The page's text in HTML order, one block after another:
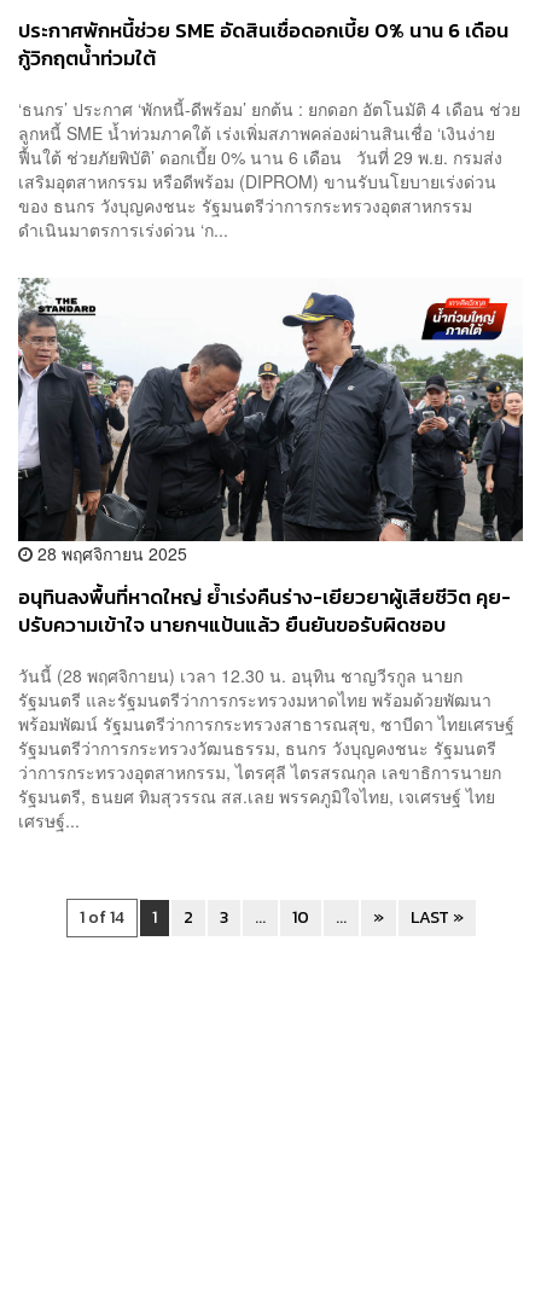
ประกาศพักหนี้ช่วย SME อัดสินเชื่อดอกเบี้ย 0% นาน 6 เดือน
กู้วิกฤตน้ำท่วมใต้
‘ธนกร’ ประกาศ ‘พักหนี้-ดีพร้อม’ ยกต้น : ยกดอก อัตโนมัติ 4 เดือน ช่วย
ลูกหนี้ SME น้ำท่วมภาคใต้ เร่งเพิ่มสภาพคล่องผ่านสินเชื่อ ‘เงินง่าย
ฟื้นใต้ ช่วยภัยพิบัติ’ ดอกเบี้ย 0% นาน 6 เดือน วันที่ 29 พ.ย. กรมส่ง
เสริมอุตสาหกรรม หรือดีพร้อม (DIPROM) ขานรับนโยบายเร่งด่วน
ของ ธนกร วังบุญคงชนะ รัฐมนตรีว่าการกระทรวงอุตสาหกรรม
ดำเนินมาตรการเร่งด่วน ‘ก...
28 พฤศจิกายน 2025
อนุทินลงพื้นที่หาดใหญ่ ย้ำเร่งคืนร่าง-เยียวยาผู้เสียชีวิต คุย-
ปรับความเข้าใจ นายกฯแป้นแล้ว ยืนยันขอรับผิดชอบ
วันนี้ (28 พฤศจิกายน) เวลา 12.30 น. อนุทิน ชาญวีรกูล นายก
รัฐมนตรี และรัฐมนตรีว่าการกระทรวงมหาดไทย พร้อมด้วยพัฒนา
พร้อมพัฒน์ รัฐมนตรีว่าการกระทรวงสาธารณสุข, ซาบีดา ไทยเศรษฐ์
รัฐมนตรีว่าการกระทรวงวัฒนธรรม, ธนกร วังบุญคงชนะ รัฐมนตรี
ว่าการกระทรวงอุตสาหกรรม, ไตรศุลี ไตรสรณกุล เลขาธิการนายก
รัฐมนตรี, ธนยศ ทิมสุวรรณ สส.เลย พรรคภูมิใจไทย, เจเศรษฐ์ ไทย
เศรษฐ์...
1 of 14 1 2 3 ... 10 ... » LAST »